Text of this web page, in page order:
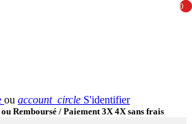
ou account_circle S'identifier
Remboursé / Paiement 3X 4X sans frais
0
0